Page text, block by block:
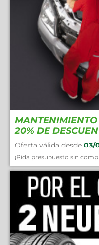
20% DE
Oferta válida desde 03/
¡Pida presupuesto sin